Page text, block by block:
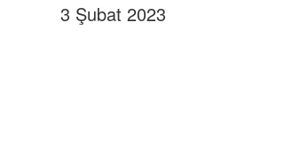
3 Şubat 2023